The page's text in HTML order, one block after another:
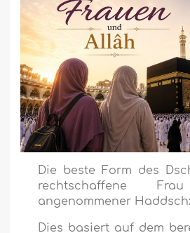
Die beste Form des
rechtschaffene
angenommener Haddsch:
Dies basiert auf dem